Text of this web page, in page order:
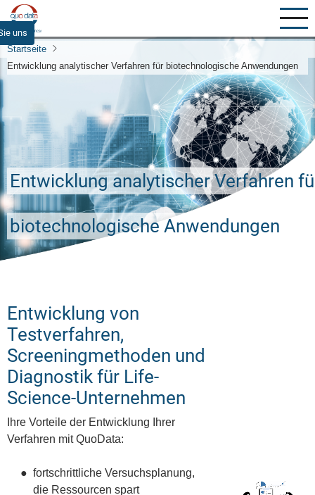
Direkt
zum
uns
Startseite
Entwicklung analytischer Verfahren für biotechnologische Anwendungen
Entwicklung analytischer Verfahren
biotechnologische Anwendungen
Entwicklung von
Testverfahren,
Screeningmethoden und
Diagnostik für Life-
Science-Unternehmen
Ihre Vorteile der Entwicklung Ihrer
Verfahren mit QuoData:
fortschrittliche Versuchsplanung,
die Ressourcen spart